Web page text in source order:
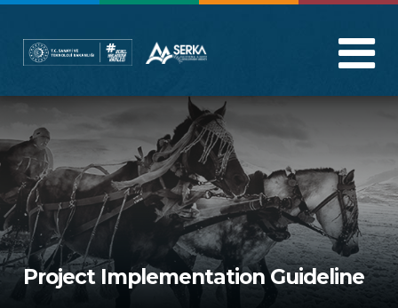
Project Implementation Guideline